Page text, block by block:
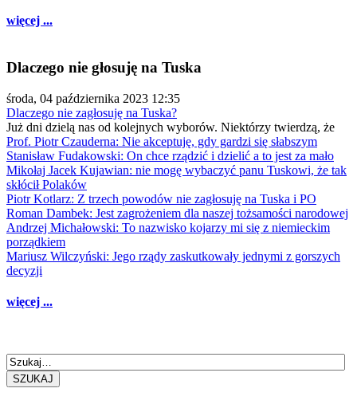
więcej ...
Dlaczego nie głosuję na Tuska
środa, 04 października 2023 12:35
Dlaczego nie zagłosuję na Tuska?
Już dni dzielą nas od kolejnych wyborów. Niektórzy twierdzą, że
Prof. Piotr Czauderna: Nie akceptuję, gdy gardzi się słabszym
Stanisław Fudakowski: On chce rządzić i dzielić a to jest za mało
Mikołaj Jacek Kujawian: nie mogę wybaczyć panu Tuskowi, że tak
skłócił Polaków
Piotr Kotlarz: Z trzech powodów nie zagłosuję na Tuska i PO
Roman Dambek: Jest zagrożeniem dla naszej tożsamości narodowej
Andrzej Michałowski: To nazwisko kojarzy mi się z niemieckim
porządkiem
Mariusz Wilczyński: Jego rządy zaskutkowały jednymi z gorszych
decyzji
więcej ...
SZUKAJ